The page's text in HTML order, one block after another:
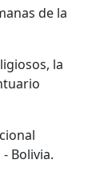
de la
la
Bolivia.